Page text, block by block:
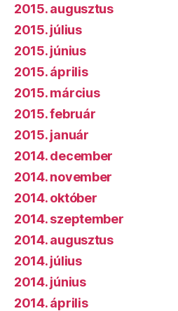
2015. augusztus
2015. július
2015. június
2015. április
2015. március
2015. február
2015. január
2014. december
2014. november
2014. október
2014. szeptember
2014. augusztus
2014. július
2014. június
2014. április